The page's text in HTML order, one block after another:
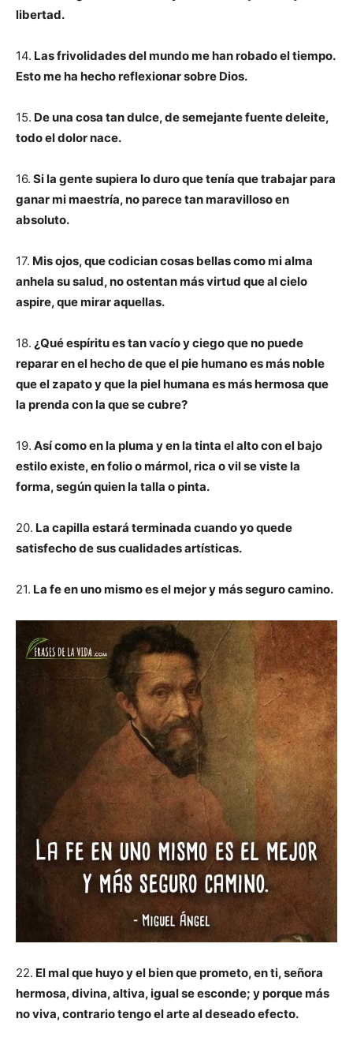
libertad.
14. Las frivolidades del mundo me han robado el tiempo.
Esto me ha hecho reflexionar sobre Dios.
15. De una cosa tan dulce, de semejante fuente deleite,
todo el dolor nace.
16. Si la gente supiera lo duro que tenía que trabajar para
ganar mi maestría, no parece tan maravilloso en
absoluto.
17. Mis ojos, que codician cosas bellas como mi alma
anhela su salud, no ostentan más virtud que al cielo
aspire, que mirar aquellas.
18. ¿Qué espíritu es tan vacío y ciego que no puede
reparar en el hecho de que el pie humano es más noble
que el zapato y que la piel humana es más hermosa que
la prenda con la que se cubre?
19. Así como en la pluma y en la tinta el alto con el bajo
estilo existe, en folio o mármol, rica o vil se viste la
forma, según quien la talla o pinta.
20. La capilla estará terminada cuando yo quede
satisfecho de sus cualidades artísticas.
21. La fe en uno mismo es el mejor y más seguro camino.
22. El mal que huyo y el bien que prometo, en ti, señora
hermosa, divina, altiva, igual se esconde; y porque más
no viva, contrario tengo el arte al deseado efecto.